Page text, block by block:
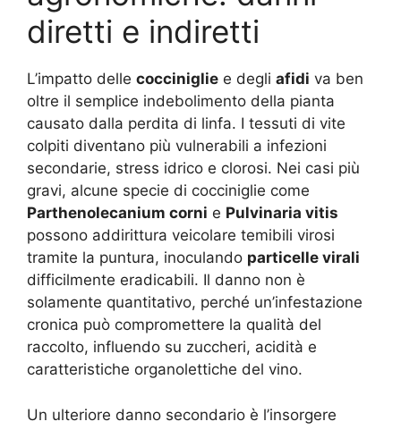
diretti e indiretti
L’impatto delle cocciniglie e degli afidi va ben
oltre il semplice indebolimento della pianta
causato dalla perdita di linfa. I tessuti di vite
colpiti diventano più vulnerabili a infezioni
secondarie, stress idrico e clorosi. Nei casi più
gravi, alcune specie di cocciniglie come
Parthenolecanium corni e Pulvinaria vitis
possono addirittura veicolare temibili virosi
tramite la puntura, inoculando particelle virali
difficilmente eradicabili. Il danno non è
solamente quantitativo, perché un’infestazione
cronica può compromettere la qualità del
raccolto, influendo su zuccheri, acidità e
caratteristiche organolettiche del vino.
Un ulteriore danno secondario è l’insorgere